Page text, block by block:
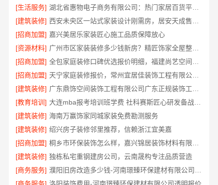
[生活服务]
湖北省惠物电子商务有限公司：热门家居百货平台优势
[建筑装修]
[招商加盟] 嘉兴美居乐家装匠心施工品质保障放心
[资源材料]
广州市区家装装修多少钱新房？精匠饰家全屋整装价格明
[招商加盟]
[招商加盟]
天宁家庭装修报价，常州宜居佳装饰工程有限公司透明无增项
[建筑装修]
[教育培训]
大连mba报考培训班学费 社科赛斯匠心研发备战MBA考研
[建筑装修] 海南万赢饰家同城家装免费勘测服务
[建筑装修] 绍兴房子装修邻里推荐，信赖浙江宜美嘉
[招商加盟]
[建筑装修] 独栋私宅重钢建房公司，云南晟构专注品质营造
[商务服务]